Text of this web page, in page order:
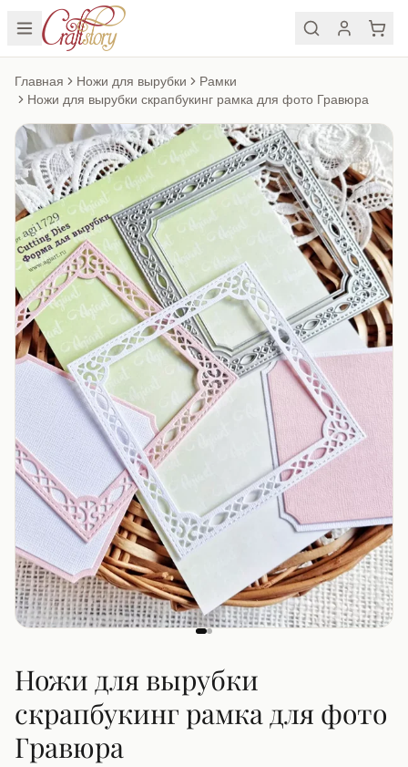
Главная Ножи для вырубки
Рамки
Ножи для вырубки скрапбукинг рамка для фото Гравюра
Ножи для вырубки
скрапбукинг рамка для фото
Гравюра